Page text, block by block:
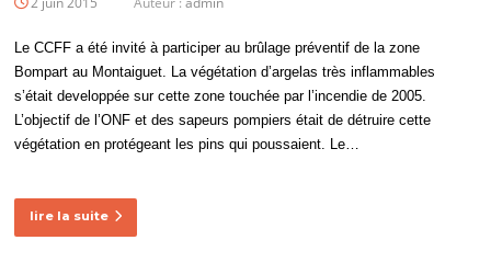
Le CCFF a été invité à participer au brûlage préventif de la zone
Bompart au Montaiguet. La végétation d’argelas très inflammables
s’était developpée sur cette zone touchée par l’incendie de 2005.
L’objectif de l’ONF et des sapeurs pompiers était de détruire cette
végétation en protégeant les pins qui poussaient. Le…
lire la suite